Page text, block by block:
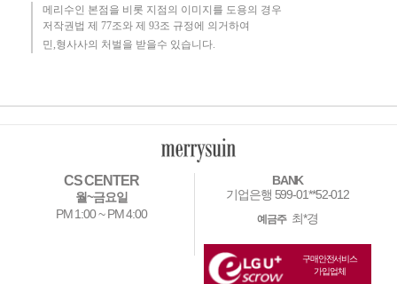
메리수인 본점을 비롯 지점의 이미지를 도용의 경우​
저작권법 제 77조와 제 93조 규정에 의거하여
민,형사사의 처벌을 받을수 있습니다.
CS CENTER
월~금요일
PM 1:00 ~ PM 4:00
BANK
기업은행 599-01**52-012
예금주최*경
구매안전서비스
가입업체